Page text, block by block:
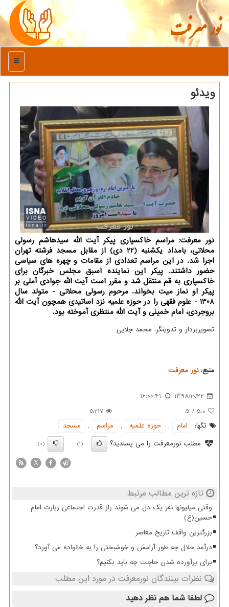
نور معرفت
منو
ویدئو
نور معرفت: مراسم خاكسپاری پیكر آیت الله سیدهاشم رسولی
محلاتی، بامداد یكشنبه (22 دی) از مقابل مسجد فرشته تهران
اجرا شد. در این مراسم تعدادی از مقامات و چهره های سیاسی
حضور داشتند. پیكر این نماینده اسبق مجلس خبرگان برای
خاكسپاری به قم منتقل شد و مقرر است آیت الله جوادی آملی بر
پیكر او نماز میت بخواند. مرحوم رسولی محلاتی - متولد سال
1308 - علوم فقهی را در حوزه علمیه نزد اساتیدی همچون آیت الله
بروجردی، امام خمینی و آیت الله منتظری آموخته بود.
تصویربردار و تدوینگر: محمد جلایی
منبع:نور معرفت
1398/10/22
16:00:41
5.0
/
5
5217
تگها:
امام , حوزه علمیه , مراسم ,
مسجد
مطلب نورمعرفت را می پسندید؟
(1)
(0)
X
تازه ترین مطالب مرتبط
وقتی میلیونها نفر یک دل می شوند راز قدرت اجتماعی زیارت امام
حسین(ع)
بزرگترین واقف تاریخ معاصر
درآمد حلال چه طور آرامش و خوشبختی را به خانواده می آورد؟
برای برآورده شدن حاجت چه باید بکنیم؟
نظرات بینندگان نورمعرفت در مورد این مطلب
لطفا شما هم نظر دهید